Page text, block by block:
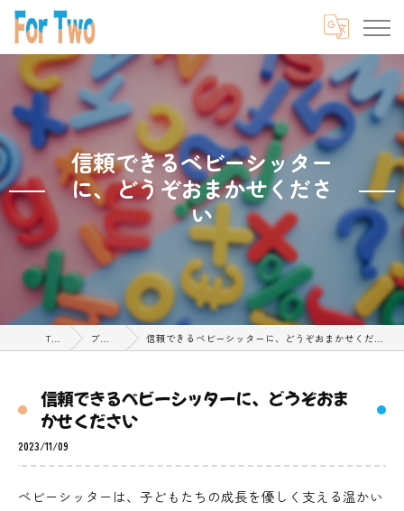
信頼できるベビーシッター
に、どうぞおまかせくださ
い
TOP ブログ 信頼できるベビーシッターに、どうぞおまかせください
信頼できるベビーシッターに、どうぞおま
かせください
2023/11/09
ベビーシッターは、子どもたちの成長を優しく支える温かい